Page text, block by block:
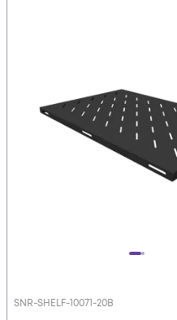
SNR-SHELF-10071-20B